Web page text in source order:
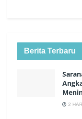
Berita Terbaru
2